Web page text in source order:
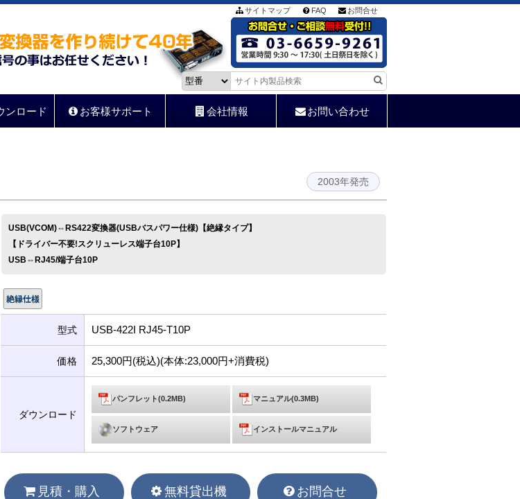
サイトマップ FAQ お問合せ
ンロード お客様サポート 会社情報 お問い合わせ
2003年発売
USB(VCOM)⇔RS422変換器(USBバスパワー仕様)【絶縁タイプ】
【ドライバー不要!スクリューレス端子台10P】
USB⇔RJ45/端子台10P
型式 USB-422I RJ45-T10P
価格 25,300円(税込)(本体:23,000円+消費税)
ダウンロード
パンフレット(0.2MB) マニュアル(0.3MB)
ソフトウェア インストールマニュアル
見積・購入 無料貸出機 お問合せ